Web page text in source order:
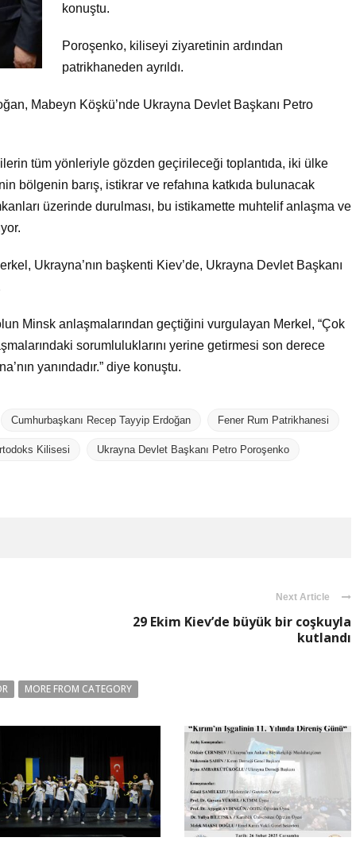
konuştu.
Poroşenko, kiliseyi ziyaretinin ardından
patrikhaneden ayrıldı.
Mabeyn Köşkü’nde Ukrayna Devlet Başkanı Petro
tüm yönleriyle gözden geçirileceği toplantıda, iki ülke
bölgenin barış, istikrar ve refahına katkıda bulunacak
üzerinde durulması, bu istikamette muhtelif anlaşma ve
Ukrayna’nın başkenti Kiev’de, Ukrayna Devlet Başkanı
Minsk anlaşmalarından geçtiğini vurgulayan Merkel, “Çok
sorumluluklarını yerine getirmesi son derece
yanındadır.” diye konuştu.
Cumhurbaşkanı Recep Tayyip Erdoğan Fener Rum Patrikhanesi
Kilisesi Ukrayna Devlet Başkanı Petro Poroşenko
Next Article
29 Ekim Kiev’de büyük bir coşkuyla
kutlandı
MORE FROM CATEGORY